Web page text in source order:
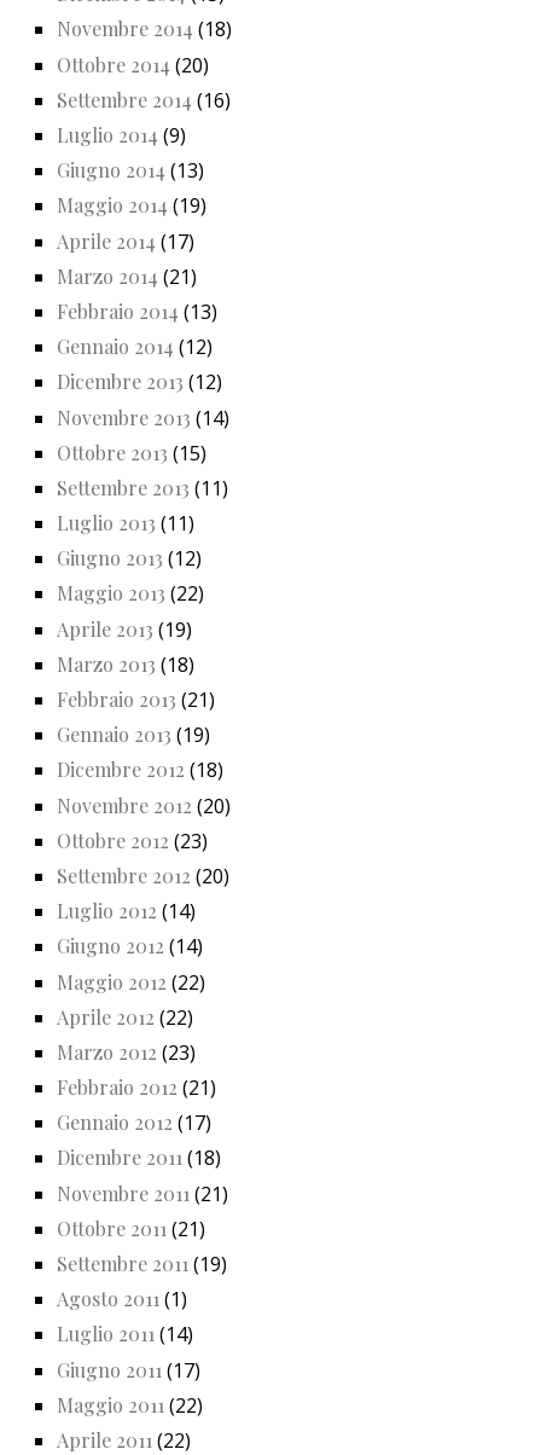
Novembre 2014 (18)
Ottobre 2014 (20)
Settembre 2014 (16)
Luglio 2014 (9)
Giugno 2014 (13)
Maggio 2014 (19)
Aprile 2014 (17)
Marzo 2014 (21)
Febbraio 2014 (13)
Gennaio 2014 (12)
Dicembre 2013 (12)
Novembre 2013 (14)
Ottobre 2013 (15)
Settembre 2013 (11)
Luglio 2013 (11)
Giugno 2013 (12)
Maggio 2013 (22)
Aprile 2013 (19)
Marzo 2013 (18)
Febbraio 2013 (21)
Gennaio 2013 (19)
Dicembre 2012 (18)
Novembre 2012 (20)
Ottobre 2012 (23)
Settembre 2012 (20)
Luglio 2012 (14)
Giugno 2012 (14)
Maggio 2012 (22)
Aprile 2012 (22)
Marzo 2012 (23)
Febbraio 2012 (21)
Gennaio 2012 (17)
Dicembre 2011(18)
Novembre 2011 (21)
Ottobre 2011 (21)
Settembre 2011 (19)
Agosto 2011(1)
Luglio 2011(14)
Giugno 2011 (17)
Maggio 2011 (22)
Aprile 2011 (22)